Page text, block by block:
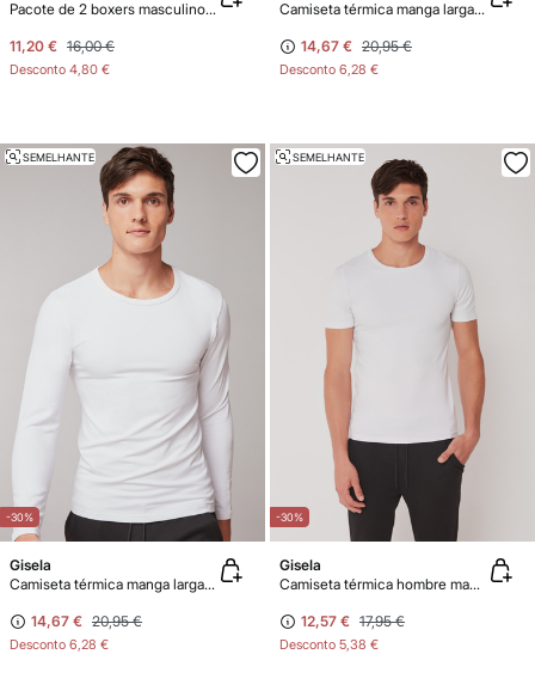
Pacote de 2 boxers masculinos de algodão elástico
11,20 € 16,00 €
Desconto 4,80 €
Camiseta térmica manga larga hombre
14,67 € 20,95 €
Desconto 6,28 €
-30%
SEMELHANTE
Gisela
Camiseta térmica manga larga hombre
14,67 € 20,95 €
Desconto 6,28 €
-30%
SEMELHANTE
Gisela
Camiseta térmica hombre manga corta
12,57 € 17,95 €
Desconto 5,38 €